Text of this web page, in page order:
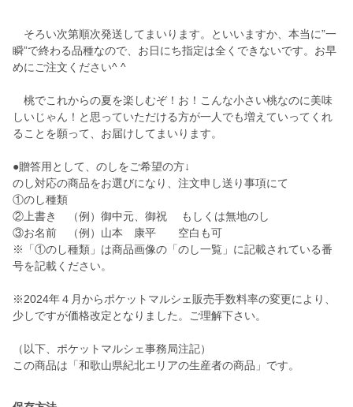
そろい次第順次発送してまいります。といいますか、本当に”一
瞬”で終わる品種なので、お日にち指定は全くできないです。お早
めにご注文ください^ ^
桃でこれからの夏を楽しむぞ！お！こんな小さい桃なのに美味
しいじゃん！と思っていただける方が一人でも増えていってくれ
ることを願って、お届けしてまいります。
●贈答用として、のしをご希望の方↓
のし対応の商品をお選びになり、注文申し送り事項にて
①のし種類
②上書き （例）御中元、御祝 もしくは無地のし
③お名前 （例）山本 康平 空白も可
※「①のし種類」は商品画像の「のし一覧」に記載されている番
号を記載ください。
※2024年４月からポケットマルシェ販売手数料率の変更により、
少しですが価格改定となりました。ご理解下さい。
（以下、ポケットマルシェ事務局注記）
この商品は「和歌山県紀北エリアの生産者の商品」です。